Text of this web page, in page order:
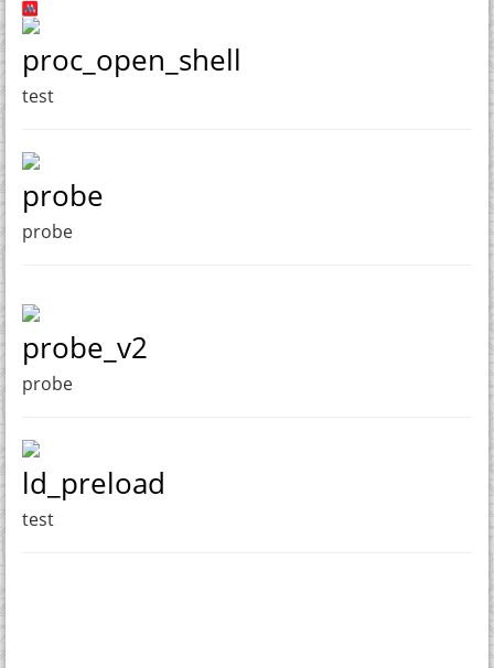
proc_open_shell
test
probe
probe
probe_v2
probe
ld_preload
test